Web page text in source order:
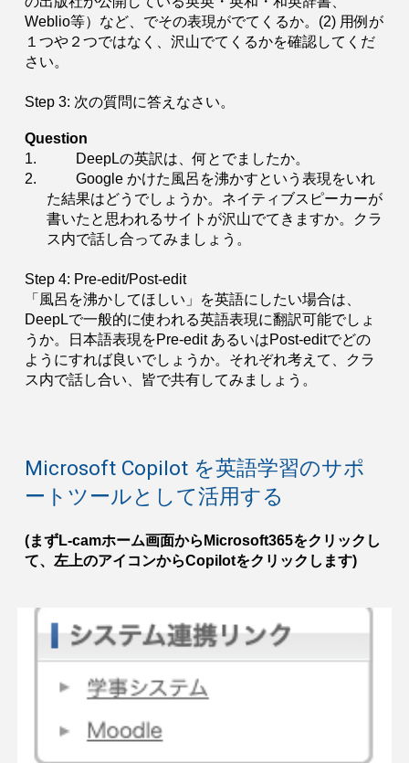
Weblio等）など、でその表現がでてくるか。(2) 用例が
１つや２つではなく、沢山でてくるかを確認してくだ
さい。
Step 3: 次の質問に答えなさい。
Question
1.
DeepLの英訳は、何とでましたか。
2.
Google かけた風呂を沸かすという表現をいれ
た結果はどうでしょうか。ネイティブスピーカーが
書いたと思われるサイトが沢山でてきますか。クラ
ス内で話し合ってみましょう。
Step 4: Pre-edit/Post-edit
「風呂を沸かしてほしい」を英語にしたい場合は、
DeepLで一般的に使われる英語表現に翻訳可能でしょ
うか。日本語表現をPre-edit あるいはPost-editでどの
ようにすれば良いでしょうか。それぞれ考えて、クラ
ス内で話し合い、皆で共有してみましょう。
Microsoft Copilot を英語学習のサポ
ートツールとして活用する
(まずL-camホーム画面からMicrosoft365をクリックし
て、左上のアイコンからCopilotをクリックします)